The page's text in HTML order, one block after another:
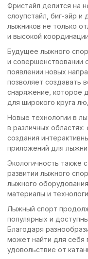
Фристайл делится на
слоупстайл, биг-эйр и
лыжников не только
и высокой
Будущее лыжного
и совершенствовании
появлении новых
позволяет создавать
снаряжение, которое
для широкого круга
Новые технологии в
в различных
создания
приложений для
Экологичность также
развитии лыжного
лыжного
материалы и
Лыжный спорт
популярных и
Благодаря
может найти для себя
удовольствие от